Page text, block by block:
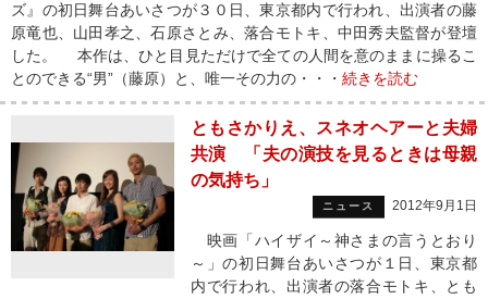
ズ』の初日舞台あいさつが３０日、東京都内で行われ、出演者の藤
原竜也、山田孝之、石原さとみ、落合モトキ、中田秀夫監督が登壇
した。 本作は、ひと目見ただけで全ての人間を意のままに操るこ
とのできる“男”（藤原）と、唯一その力の・・・ 続きを読む
ともさかりえ、スネオヘアーと夫婦
共演 「夫の演技を見るときは母親
の気持ち」
ニュース 2012年9月1日
映画「ハイザイ～神さまの言うとおり
～」の初日舞台あいさつが１日、東京都
内で行われ、出演者の落合モトキ、とも